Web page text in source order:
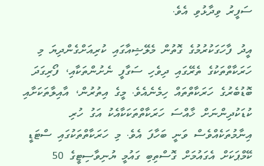
ސަފީރު ވިދާޅުވި އެވެ.
އީދު ފާހަގަކުރުމުގެ ގޮތުން މެލޭޝިއާގައި ކުރިއަށްގެންދިޔަ މި
ހަރަކާތްތަކުގެ ތެރޭގައި ދިވެހި ސަގާފީ ނެށުންތަކާއި، ފޯރިގަދަ
ބޮޑުބެރުގެ ހަރަކާތްތައް ހިމެނެއެވެ. މީގެ އިތުރުން، އާއިލާތަކަށާއި
ކުޑަކުދިންނަށް ޚާއްސަ ހަރަކާތްތަކަކާއެކު އަގު ހުރި
އިނާމުތަކެއްވެސް ވަނީ ބަހާފަ އެވެ. މި ހަރަކާތްތަކުގައި ސްޓަޑީ
ކޭމްޕަކަށް އެގައުމަށް ގޮސްތިބި ގައުމީ ޔުނިވާސިޓީގެ 50